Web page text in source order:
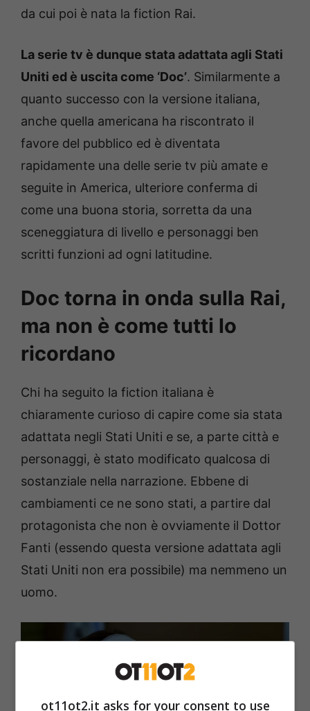
da cui poi è nata la fiction Rai.
La serie tv è dunque stata adattata agli Stati
Uniti ed è uscita come ‘Doc’. Similarmente a
quanto successo con la versione italiana,
anche quella americana ha riscontrato il
favore del pubblico ed è diventata
rapidamente una delle serie tv più amate e
seguite in America, ulteriore conferma di
come una buona storia, sorretta da una
sceneggiatura di livello e personaggi ben
scritti funzioni ad ogni latitudine.
Doc torna in onda sulla Rai,
ma non è come tutti lo
ricordano
Chi ha seguito la fiction italiana è
chiaramente curioso di capire come sia stata
adattata negli Stati Uniti e se, a parte città e
personaggi, è stato modificato qualcosa di
sostanziale nella narrazione. Ebbene di
cambiamenti ce ne sono stati, a partire dal
protagonista che non è ovviamente il Dottor
Fanti (essendo questa versione adattata agli
Stati Uniti non era possibile) ma nemmeno un
uomo.
ot11ot2.it asks for your consent to use